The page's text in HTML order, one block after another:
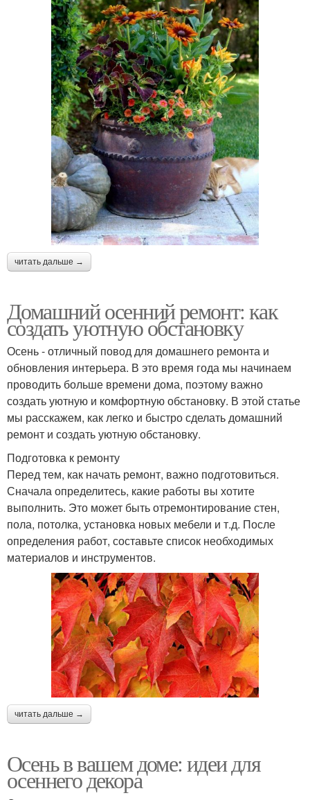
читать дальше →
Домашний осенний ремонт: как
создать уютную обстановку
Осень - отличный повод для домашнего ремонта и
обновления интерьера. В это время года мы начинаем
проводить больше времени дома, поэтому важно
создать уютную и комфортную обстановку. В этой статье
мы расскажем, как легко и быстро сделать домашний
ремонт и создать уютную обстановку.
Подготовка к ремонту
Перед тем, как начать ремонт, важно подготовиться.
Сначала определитесь, какие работы вы хотите
выполнить. Это может быть отремонтирование стен,
пола, потолка, установка новых мебели и т.д. После
определения работ, составьте список необходимых
материалов и инструментов.
читать дальше →
Осень в вашем доме: идеи для
осеннего декора